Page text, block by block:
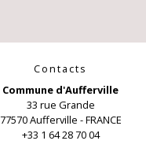
Contacts
Commune d'Aufferville
33 rue Grande
77570 Aufferville - FRANCE
+33 1 64 28 70 04